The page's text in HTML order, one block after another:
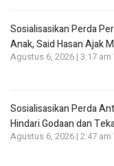
Sosialisasikan Perda
Anak, Said Hasan Ajak
Agustus 6, 2026 | 3:17 am
Sosialisasikan Perda
Hindari Godaan dan
Agustus 6, 2026 | 2:47 am